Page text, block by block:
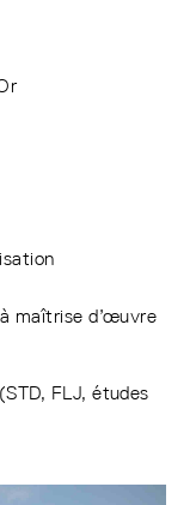
maîtrise d’œuvre
FLJ, études